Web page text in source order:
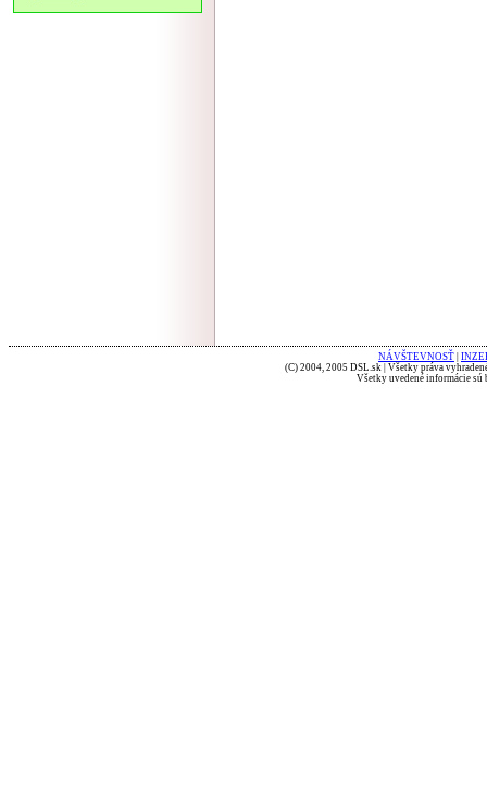
NÁVŠTEVNOSŤ
(C) 2004, 2005 DSL.sk | Všetky práva
Všetky uvedené informácie sú